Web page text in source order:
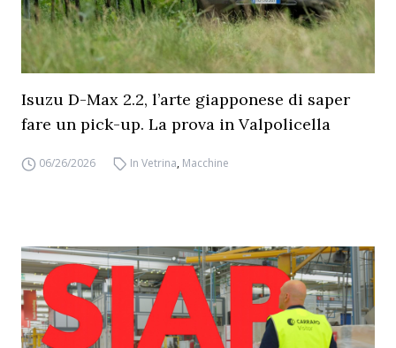
Isuzu D-Max 2.2, l’arte giapponese di saper
fare un pick-up. La prova in Valpolicella
06/26/2026 In Vetrina, Macchine